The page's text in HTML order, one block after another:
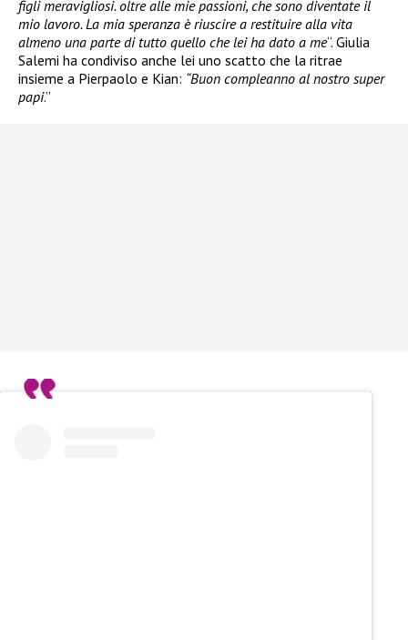
figli meravigliosi. oltre alle mie passioni, che sono diventate il
mio lavoro. La mia speranza è riuscire a restituire alla vita
almeno una parte di tutto quello che lei ha dato a me“. Giulia
Salemi ha condiviso anche lei uno scatto che la ritrae
insieme a Pierpaolo e Kian: “Buon compleanno al nostro super
papi.”